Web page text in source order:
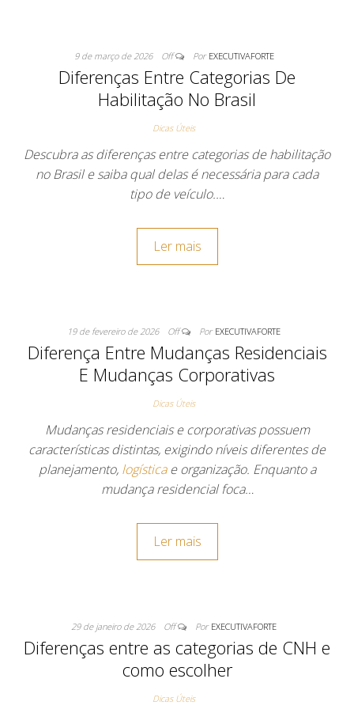
9 de março de 2026 Off Por EXECUTIVAFORTE
Diferenças Entre Categorias De
Habilitação No Brasil
Dicas Úteis
Descubra as diferenças entre categorias de habilitação
no Brasil e saiba qual delas é necessária para cada
tipo de veículo.…
Ler mais
19 de fevereiro de 2026 Off Por EXECUTIVAFORTE
Diferença Entre Mudanças Residenciais
E Mudanças Corporativas
Dicas Úteis
Mudanças residenciais e corporativas possuem
características distintas, exigindo níveis diferentes de
planejamento, logísticae organização. Enquanto a
mudança residencial foca…
Ler mais
29 de janeiro de 2026 Off Por EXECUTIVAFORTE
Diferenças entre as categorias de CNH e
como escolher
Dicas Úteis